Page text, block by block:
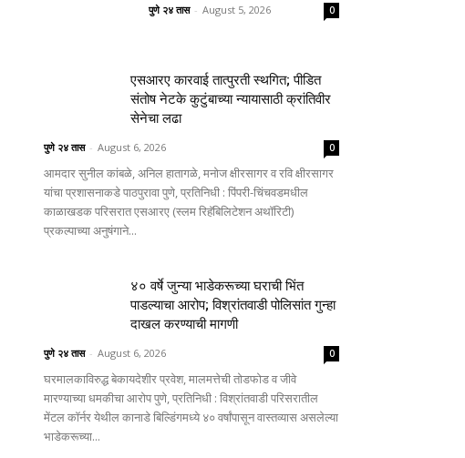
पुणे २४ तास - August 5, 2026 0
एसआरए कारवाई तात्पुरती स्थगित; पीडित
संतोष नेटके कुटुंबाच्या न्यायासाठी क्रांतिवीर
सेनेचा लढा
पुणे २४ तास - August 6, 2026 0
आमदार सुनील कांबळे, अनिल हातागळे, मनोज क्षीरसागर व रवि क्षीरसागर
यांचा प्रशासनाकडे पाठपुरावा पुणे, प्रतिनिधी : पिंपरी-चिंचवडमधील
काळाखडक परिसरात एसआरए (स्लम रिहॅबिलिटेशन अथॉरिटी)
प्रकल्पाच्या अनुषंगाने...
४० वर्षे जुन्या भाडेकरूच्या घराची भिंत
पाडल्याचा आरोप; विश्रांतवाडी पोलिसांत गुन्हा
दाखल करण्याची मागणी
पुणे २४ तास - August 6, 2026 0
घरमालकाविरुद्ध बेकायदेशीर प्रवेश, मालमत्तेची तोडफोड व जीवे
मारण्याच्या धमकीचा आरोप पुणे, प्रतिनिधी : विश्रांतवाडी परिसरातील
मेंटल कॉर्नर येथील कानाडे बिल्डिंगमध्ये ४० वर्षांपासून वास्तव्यास असलेल्या
भाडेकरूच्या...